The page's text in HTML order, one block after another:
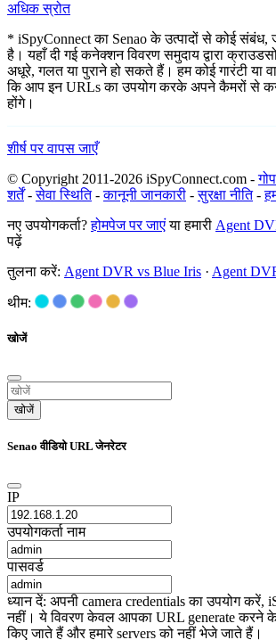
अधिक स्रोत
* iSpyConnect का Senao के उत्पादों से कोई संबंध,
है। यहाँ दी गई कनेक्शन विवरण समुदाय द्वारा
अधूरे, गलत या पुराने हो सकते हैं। हम कोई गारंटी या
कि आप इन URLs का उपयोग करके अपने कैमरों से
होंगे।
शीर्ष पर वापस जाएँ
© Copyright 2011-2026 iSpyConnect.com -
शर्तें-सेवा स्थिति-कानूनी जानकारी -सुरक्षा नीति-
नए उपयोगकर्ता?होमपेज पर जाएंया हमारी Agent
पढ़ें
तुलना करें: Agent DVR vs Blue Iris · Agent
थीम:
खोजें
खोजें
Senao वीडियो URL जेनरेटर
IP
उपयोगकर्ता नाम
पासवर्ड
ध्यान दें: अपनी camera credentials का उपयोग करें,
नहीं। ये विवरण केवल आपका URL generate करने
किए जाते हैं और हमारे servers को नहीं भेजे जाते हैं।